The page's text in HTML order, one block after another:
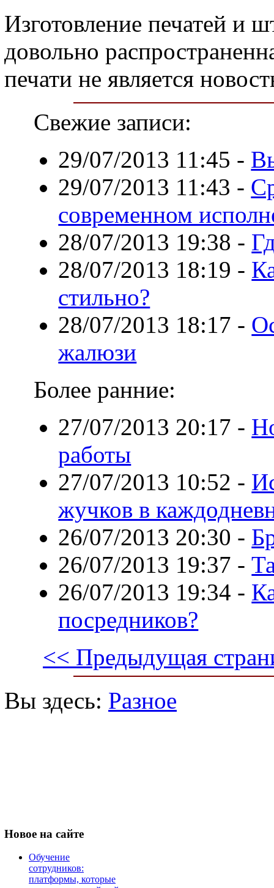
Изготовление печатей и
довольно
печати не является
Свежие записи:
29/07/2013 11:45 -
29/07/2013 11:43 -
современном
28/07/2013 19:38 -
28/07/2013 18:19 -
стильно?
28/07/2013 18:17 -
жалюзи
Более ранние:
27/07/2013 20:17 -
работы
27/07/2013 10:52 -
жучков в
26/07/2013 20:30 -
26/07/2013 19:37 -
26/07/2013 19:34 -
посредников?
<< Предыдущая
Вы здесь: Разное
Новое на сайте
Обучение
сотрудников:
платформы, которые